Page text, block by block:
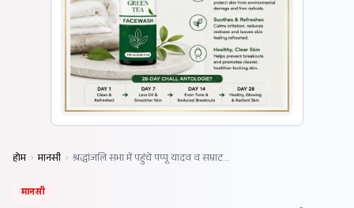
होम › मानसी › श्रद्धांजलि सभा में पहुंचे पप्पू यादव व सम्राट…
मानसी